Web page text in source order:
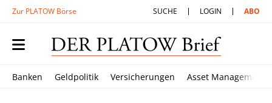
Zur PLATOW Börse SUCHE LOGIN ABO
Banken Geldpolitik Versicherungen Asset Management